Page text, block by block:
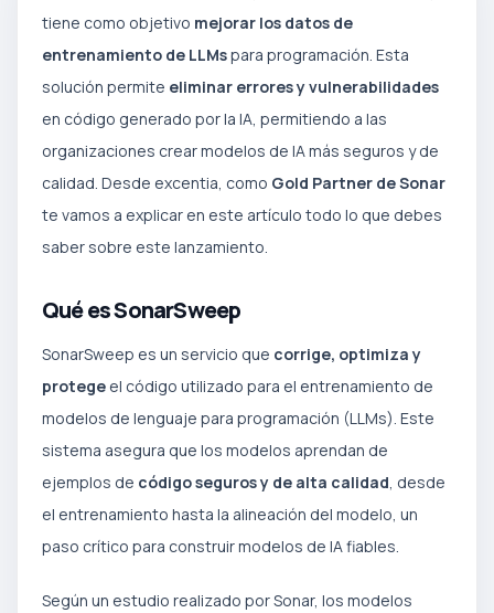
tiene como objetivo mejorar los datos de
entrenamiento de LLMspara programación. Esta
solución permite eliminar errores y vulnerabilidades
en código generado por la IA, permitiendo a las
organizaciones crear modelos de IA más seguros y de
calidad. Desde excentia, como Gold Partner de Sonar
te vamos a explicar en este artículo todo lo que debes
saber sobre este lanzamiento.
Qué es SonarSweep
SonarSweep es un servicio que corrige, optimiza y
protege el código utilizado para el entrenamiento de
modelos de lenguaje para programación (LLMs). Este
sistema asegura que los modelos aprendan de
ejemplos de código seguros y de alta calidad, desde
el entrenamiento hasta la alineación del modelo, un
paso crítico para construir modelos de IA fiables.
Según un estudio realizado por Sonar, los modelos